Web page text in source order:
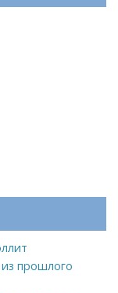
прошлого